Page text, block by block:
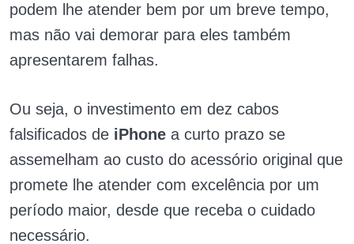
podem lhe atender bem por um breve tempo,
mas não vai demorar para eles também
apresentarem falhas.
Ou seja, o investimento em dez cabos
falsificados de iPhone a curto prazo se
assemelham ao custo do acessório original que
promete lhe atender com excelência por um
período maior, desde que receba o cuidado
necessário.